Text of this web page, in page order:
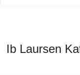
Ib Laursen